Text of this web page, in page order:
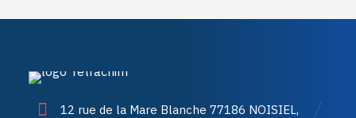
12 rue de la Mare Blanche 77186 NOISIEL,